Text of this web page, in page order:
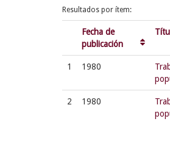
Resultados por ítem:
Fecha de
publicación
1 1980
2 1980